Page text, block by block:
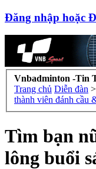
Đăng nhập hoặc
Vnbadminton -Tin
Trang chủ Diễn đàn >
thành viên đánh cầu
Tìm bạn
lông buổi